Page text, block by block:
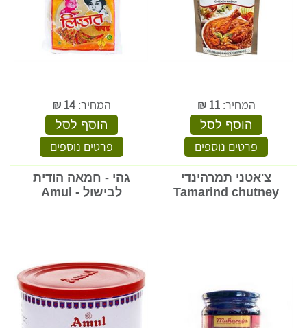
המחיר:11
₪
הוסף לסל
פרטים נוספים
המחיר:14
₪
הוסף לסל
פרטים נוספים
צ'אטני תמרהינדי
Tamarind chutney
גהי - חמאה הודית
לבישול - Amul